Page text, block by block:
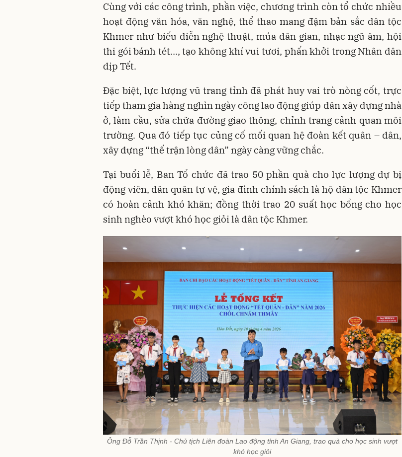
Cùng với các công trình, phần việc, chương trình còn tổ chức nhiều
hoạt động văn hóa, văn nghệ, thể thao mang đậm bản sắc dân tộc
Khmer như biểu diễn nghệ thuật, múa dân gian, nhạc ngũ âm, hội
thi gói bánh tét…, tạo không khí vui tươi, phấn khởi trong Nhân dân
dịp Tết.
Đặc biệt, lực lượng vũ trang tỉnh đã phát huy vai trò nòng cốt, trực
tiếp tham gia hàng nghìn ngày công lao động giúp dân xây dựng nhà
ở, làm cầu, sửa chữa đường giao thông, chỉnh trang cảnh quan môi
trường. Qua đó tiếp tục củng cố mối quan hệ đoàn kết quân – dân,
xây dựng “thế trận lòng dân” ngày càng vững chắc.
Tại buổi lễ, Ban Tổ chức đã trao 50 phần quà cho lực lượng dự bị
động viên, dân quân tự vệ, gia đình chính sách là hộ dân tộc Khmer
có hoàn cảnh khó khăn; đồng thời trao 20 suất học bổng cho học
sinh nghèo vượt khó học giỏi là dân tộc Khmer.
Ông Đỗ Trần Thịnh - Chủ tịch Liên đoàn Lao động tỉnh An Giang, trao quà cho học sinh vượt
khó học giỏi